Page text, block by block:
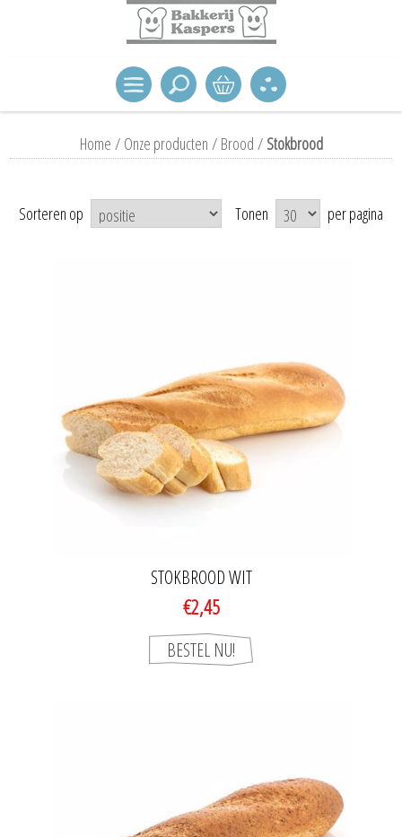
Home / Onze producten / Brood / Stokbrood
Sorteren op Tonen per pagina
STOKBROOD WIT
€2,45